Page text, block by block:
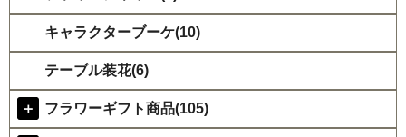
キャラクターブーケ(10)
テーブル装花(6)
＋ フラワーギフト商品(105)